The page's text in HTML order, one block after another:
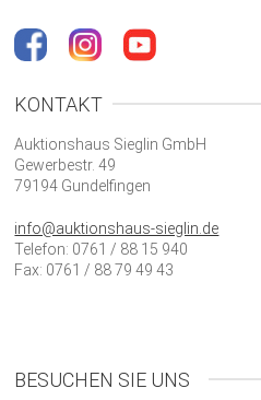
KONTAKT
Auktionshaus Sieglin GmbH
Gewerbestr. 49
79194 Gundelfingen
info@auktionshaus-sieglin.de
Telefon: 0761 / 88 15 940
Fax: 0761 / 88 79 49 43
BESUCHEN SIE UNS